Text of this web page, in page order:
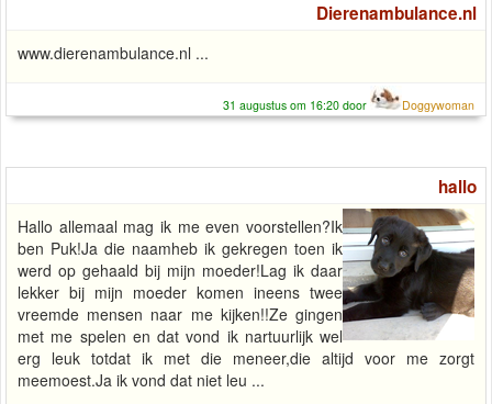
Dierenambulance.nl
www.dierenambulance.nl ...
31 augustus om 16:20 door Doggywoman
hallo
Hallo allemaal mag ik me even voorstellen?Ik
ben Puk!Ja die naamheb ik gekregen toen ik
werd op gehaald bij mijn moeder!Lag ik daar
lekker bij mijn moeder komen ineens twee
vreemde mensen naar me kijken!!Ze gingen
met me spelen en dat vond ik nartuurlijk wel
erg leuk totdat ik met die meneer,die altijd voor me zorgt
meemoest.Ja ik vond dat niet leu ...